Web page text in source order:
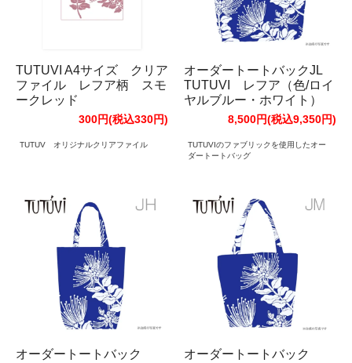
TUTUVI A4サイズ クリア
ファイル レフア柄 スモ
ークレッド
300円(税込330円)
TUTUV オリジナルクリアファイル
オーダートートバックJL
TUTUVI レフア（色/ロイ
ヤルブルー・ホワイト）
8,500円(税込9,350円)
TUTUVIのファブリックを使用したオー
ダートートバッグ
オーダートートバック
オーダートートバック